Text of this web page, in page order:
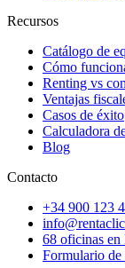
Recursos
Catálogo de
Cómo
Renting vs
Ventajas
Casos de éxito
Calculadora
Blog
Contacto
+34 900 123
68 oficinas en
Formulario de